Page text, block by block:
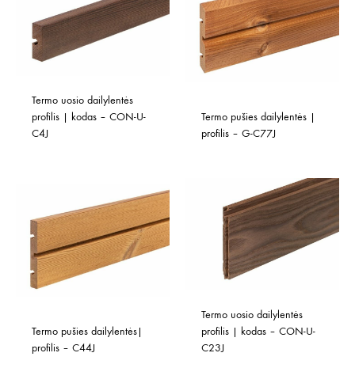
Termo uosio dailylentės
profilis | kodas – CON-U-
C4J
Termo pušies dailylentės |
profilis – G-C77J
Termo pušies dailylentės|
profilis – C44J
Termo uosio dailylentės
profilis | kodas – CON-U-
C23J